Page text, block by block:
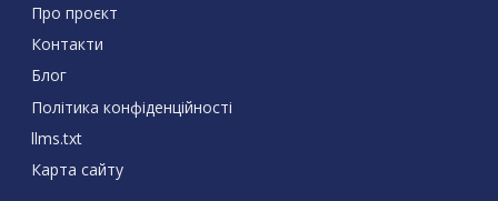
Про проєкт
Контакти
Блог
Політика конфіденційності
llms.txt
Карта сайту